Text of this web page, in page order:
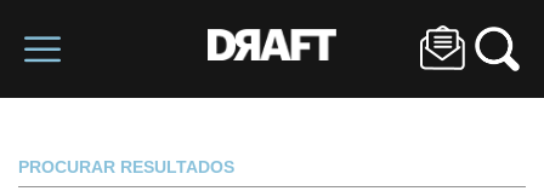
PROCURAR RESULTADOS